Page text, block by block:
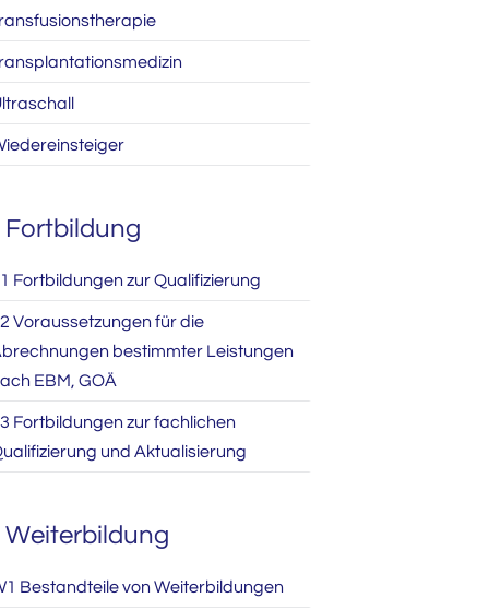
Fortbildung
Fortbildungen zur Qualifizierung
Voraussetzungen für die
bestimmter Leistungen
EBM, GOÄ
Fortbildungen zur fachlichen
und Aktualisierung
Weiterbildung
Bestandteile von Weiterbildungen